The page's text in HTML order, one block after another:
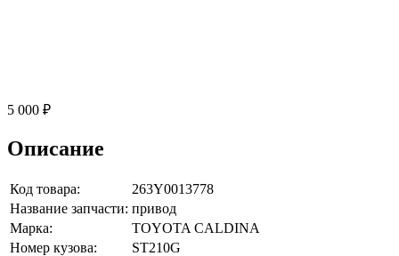
5 000 ₽
Описание
Код товара:
263Y0013778
Название запчасти: привод
Марка:
TOYOTA CALDINA
Номер кузова:
ST210G